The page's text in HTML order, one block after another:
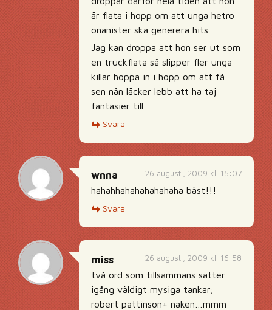
är flata i hopp om att unga hetro
onanister ska generera hits.
Jag kan droppa att hon ser ut som
en truckflata så slipper fler unga
killar hoppa in i hopp om att få
sen nån läcker lebb att ha taj
fantasier till
Svara
26 augusti, 2009 kl. 15:07
wnna
hahahhahahahahahaha bäst!!!
Svara
26 augusti, 2009 kl. 16:58
miss
två ord som tillsammans sätter
igång väldigt mysiga tankar;
robert pattinson+ naken…mmm